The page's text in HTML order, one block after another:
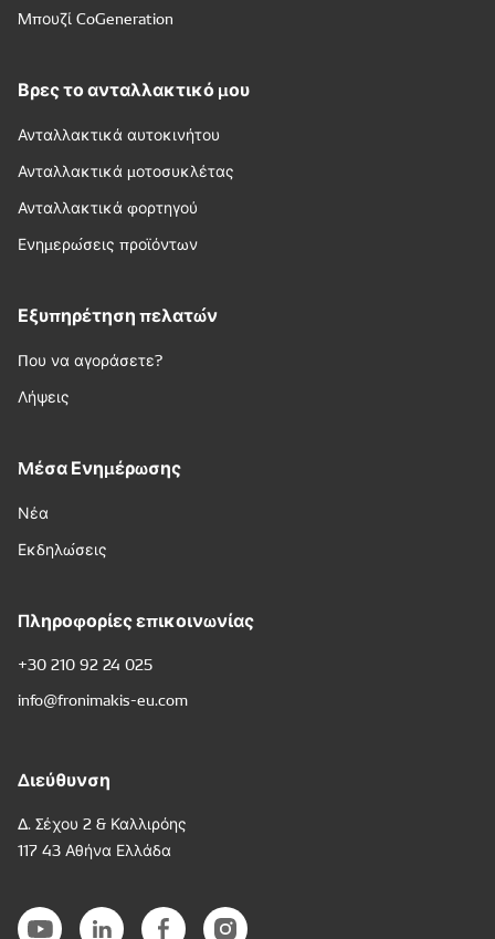
Μπουζί CoGeneration
Βρες το ανταλλακτικό μου
Ανταλλακτικά αυτοκινήτου
Ανταλλακτικά μοτοσυκλέτας
Ανταλλακτικά φορτηγού
Ενημερώσεις προϊόντων
Εξυπηρέτηση πελατών
Που να αγοράσετε?
Λήψεις
Μέσα Ενημέρωσης
Νέα
Εκδηλώσεις
Πληροφορίες επικοινωνίας
+30 210 92 24 025
info@fronimakis-eu.com
Διεύθυνση
Δ. Σέχου 2 & Καλλιρόης
117 43 Αθήνα Ελλάδα